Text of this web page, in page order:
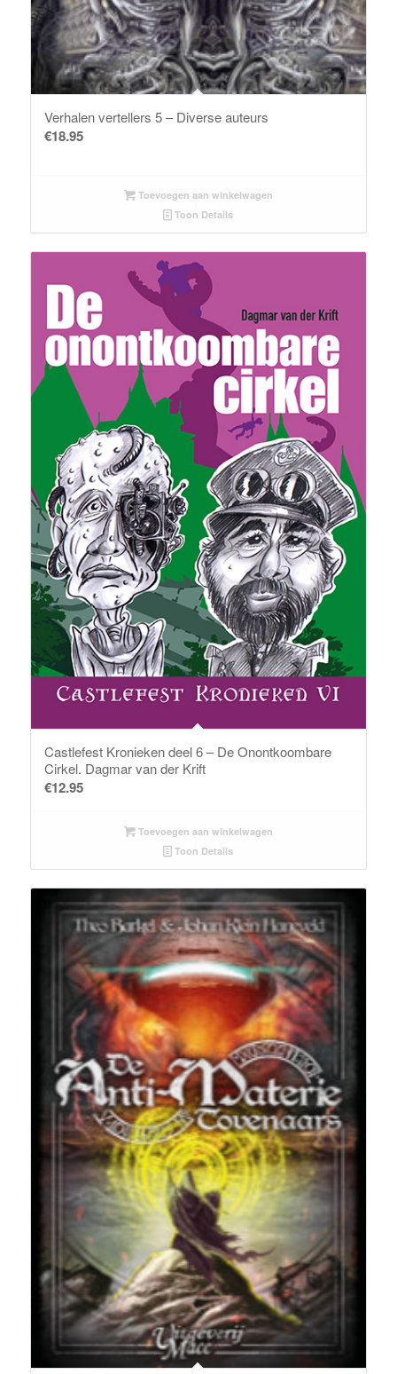
Verhalen vertellers 5 – Diverse auteurs
€18.95
Toevoegen aan winkelwagen
Toon Details
Castlefest Kronieken deel 6 – De Onontkoombare
Cirkel. Dagmar van der Krift
€12.95
Toevoegen aan winkelwagen
Toon Details